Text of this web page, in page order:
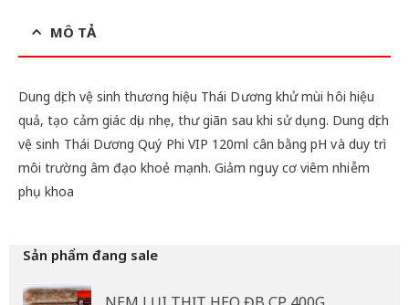
MÔ TẢ
Dung dịch vệ sinh thương hiệu Thái Dương khử mùi hôi hiệu
quả, tạo cảm giác dịu nhẹ, thư giãn sau khi sử dụng. Dung dịch
vệ sinh Thái Dương Quý Phi VIP 120ml cân bằng pH và duy trì
môi trường âm đạo khoẻ mạnh. Giảm nguy cơ viêm nhiễm
phụ khoa
Sản phẩm đang sale